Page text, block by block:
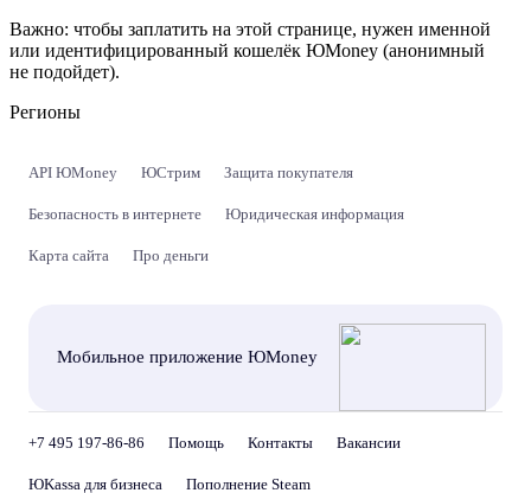
Важно: чтобы заплатить на этой странице, нужен именной
или идентифицированный кошелёк ЮMoney (анонимный
не подойдет).
Регионы
API ЮMoney ЮСтрим Защита покупателя
Безопасность в интернете Юридическая информация
Карта сайта Про деньги
Мобильное приложение ЮMoney
+7 495 197-86-86 Помощь Контакты Вакансии
ЮKassa для бизнеса Пополнение Steam